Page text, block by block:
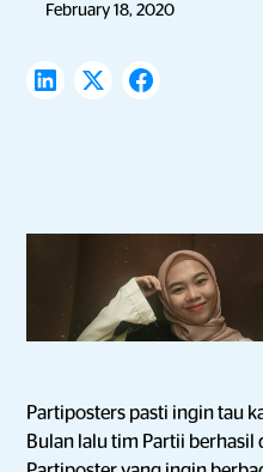
February 18, 2020
Partiposters pasti ingin tau
Bulan lalu tim Partii berhasil